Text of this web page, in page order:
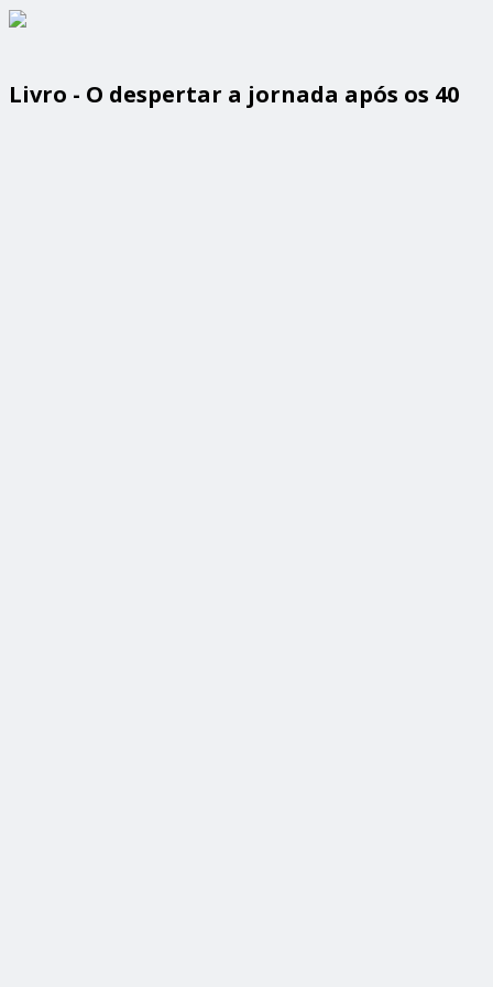
Livro - O despertar a jornada após os 40